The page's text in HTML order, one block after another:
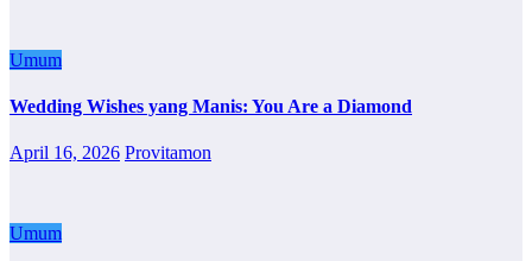
Umum
Wedding Wishes yang Manis: You Are a Diamond
April 16, 2026 Provitamon
Umum